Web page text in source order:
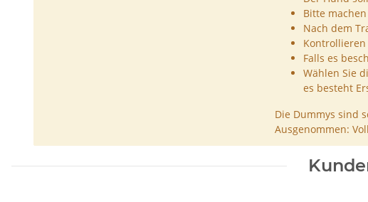
Bitte
Nach dem
Kontrollieren
Falls es
Wählen Sie
es besteht
Die Dummys sind
Ausgenommen: